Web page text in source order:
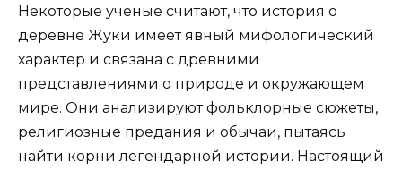
Некоторые ученые считают, что история о
деревне Жуки имеет явный мифологический
характер и связана с древними
представлениями о природе и окружающем
мире. Они анализируют фольклорные сюжеты,
религиозные предания и обычаи, пытаясь
найти корни легендарной истории. Настоящий